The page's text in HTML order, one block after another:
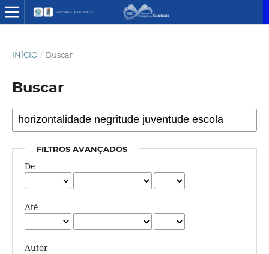
INÍCIO / Buscar
Buscar
FILTROS AVANÇADOS
De
Até
Autor